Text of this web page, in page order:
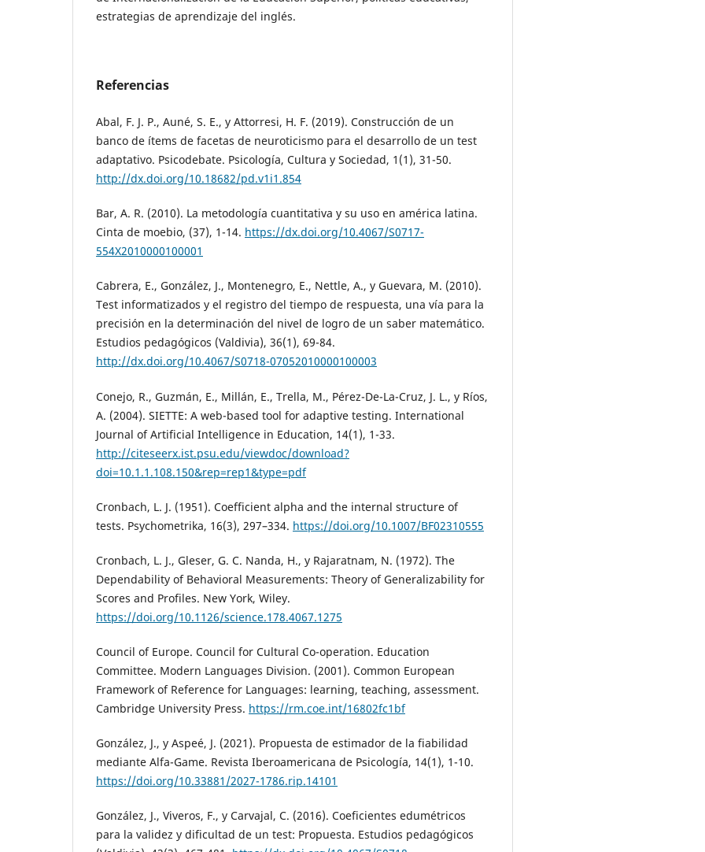
estrategias de aprendizaje del inglés.
Referencias
Abal, F. J. P., Auné, S. E., y Attorresi, H. F. (2019). Construcción de un
banco de ítems de facetas de neuroticismo para el desarrollo de un test
adaptativo. Psicodebate. Psicología, Cultura y Sociedad, 1(1), 31-50.
http://dx.doi.org/10.18682/pd.v1i1.854
Bar, A. R. (2010). La metodología cuantitativa y su uso en américa latina.
Cinta de moebio, (37), 1-14. https://dx.doi.org/10.4067/S0717-
554X2010000100001
Cabrera, E., González, J., Montenegro, E., Nettle, A., y Guevara, M. (2010).
Test informatizados y el registro del tiempo de respuesta, una vía para la
precisión en la determinación del nivel de logro de un saber matemático.
Estudios pedagógicos (Valdivia), 36(1), 69-84.
http://dx.doi.org/10.4067/S0718-07052010000100003
Conejo, R., Guzmán, E., Millán, E., Trella, M., Pérez-De-La-Cruz, J. L., y Ríos,
A. (2004). SIETTE: A web-based tool for adaptive testing. International
Journal of Artificial Intelligence in Education, 14(1), 1-33.
http://citeseerx.ist.psu.edu/viewdoc/download?
doi=10.1.1.108.150&rep=rep1&type=pdf
Cronbach, L. J. (1951). Coefficient alpha and the internal structure of
tests. Psychometrika, 16(3), 297–334. https://doi.org/10.1007/BF02310555
Cronbach, L. J., Gleser, G. C. Nanda, H., y Rajaratnam, N. (1972). The
Dependability of Behavioral Measurements: Theory of Generalizability for
Scores and Profiles. New York, Wiley.
https://doi.org/10.1126/science.178.4067.1275
Council of Europe. Council for Cultural Co-operation. Education
Committee. Modern Languages Division. (2001). Common European
Framework of Reference for Languages: learning, teaching, assessment.
Cambridge University Press. https://rm.coe.int/16802fc1bf
González, J., y Aspeé, J. (2021). Propuesta de estimador de la fiabilidad
mediante Alfa-Game. Revista Iberoamericana de Psicología, 14(1), 1-10.
https://doi.org/10.33881/2027-1786.rip.14101
González, J., Viveros, F., y Carvajal, C. (2016). Coeficientes edumétricos
para la validez y dificultad de un test: Propuesta. Estudios pedagógicos